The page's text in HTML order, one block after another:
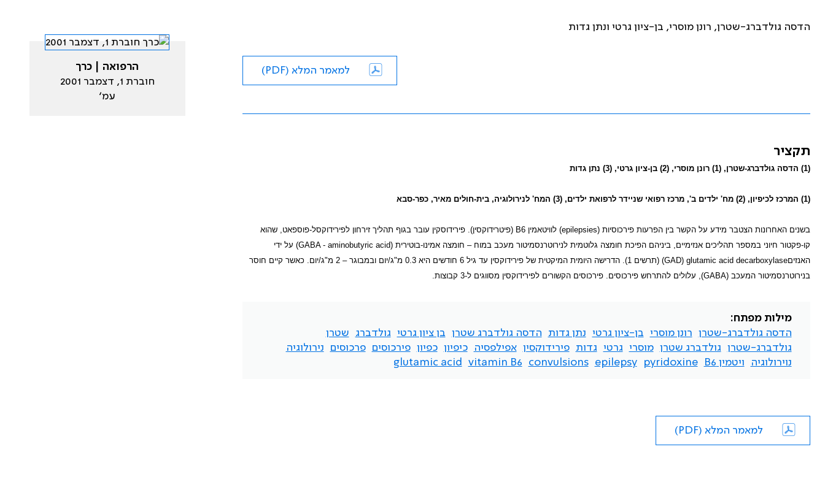
הדסה גולדברג-שטרן, רונן מוסרי, בן-ציון גרטי ונתן גדות
למאמר המלא (PDF)
תקציר
(1) הדסה גולדברג-שטרן, (1) רונן מוסרי, (2) בן-ציון גרטי, (3) נתן גדות
(1) המרכז לכיפיון, (2) מח' ילדים ב', מרכז רפואי שניידר לרפואת ילדים, (3) המח' לנירולוגיה, בית-חולים מאיר, כפר-סבא
בשנים האחרונות הצטבר מידע על הקשר בין הפרעות פירכוסיות (epilepsies) לוויטאמיןB6 (פיטרידוקסין). פירידוסקין עובר בגוף תהליך זירחון לפירידוקסל-פוספאט, שהוא
קו-פקטור חיוני במספר תהליכים אנזימיים, ביניהם הפיכת חומצה גלוטמית לנירוטרנסמיטור מעכב במוח – חומצה אמינו-בוטירית (GABA - aminobutyric acid) על ידי
האנזיםglutamic acid decarboxylase
(
GAD
) (תרשים 1). הדרישה היומית המיקטית של פירידוקסין עד גיל 6 חודשים היא 0.3 מ"ג/יום ובמבוגר – 2 מ"ג/יום. כאשר קיים חוסר
בנירוטרנסמיטור המעכב (GABA), עלולים להתרחש פירכוסים. פירכוסים הקשורים לפירידוקסין מסווגים ל-3 קבוצות.
מילות מפתח:
הדסה גולדברג-שטרן
רונן מוסרי בן-ציון גרטי נתן גדות הדסה גולדברג שטרן בן ציון גרטי גולדברג
שטרן
גולדברג-שטרן
גולדברג שטרן מוסרי גרטי גדות פירידוקסין אפילפסיה כיפיון כפיון פירכוסים פרכוסים
נירולוגיה
נוירולוגיה
ויטמין B6 pyridoxine
epilepsy
convulsions
vitamin B6
glutamic acid
למאמר המלא (PDF)
הרפואה | כרך
חוברת 1, דצמבר 2001
עמ׳